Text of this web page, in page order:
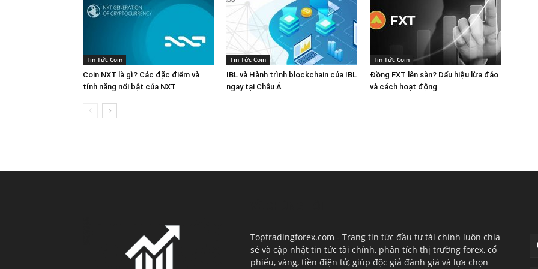
Tin Tức Coin
Coin NXT là gì? Các đặc điểm và
tính năng nổi bật của NXT
Tin Tức Coin
IBL và Hành trình blockchain của IBL
ngay tại Châu Á
Tin Tức Coin
Đồng FXT lên sàn? Dấu hiệu lừa đảo
và cách hoạt động
Toptradingforex.com - Trang tin tức đầu tư tài chính luôn chia
sẻ và cập nhật tin tức tài chính, phân tích thị trường forex, cổ
phiếu, vàng, tiền điện tử, giúp độc giả đánh giá và lựa chọn